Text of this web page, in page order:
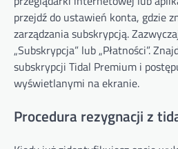
przejdź do ustawień konta, gdzie
zarządzania subskrypcją.
„Subskrypcja” lub „Płatności”.
subskrypcji Tidal Premium i
wyświetlanymi na ekranie.
Procedura rezygnacji z